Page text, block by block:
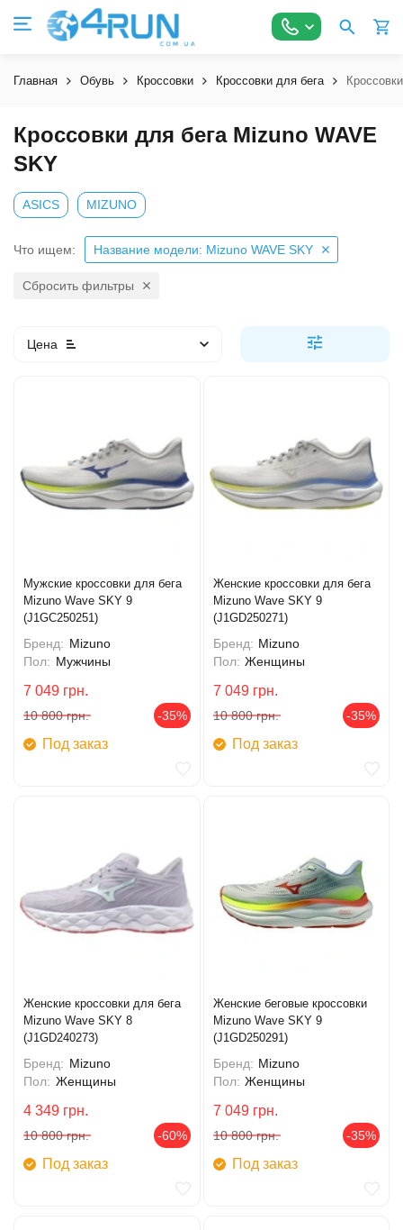
Главная Обувь Кроссовки Кроссовки для бега
Кроссовки для бега Mizuno WAVE
SKY
ASICS MIZUNO
Что ищем: Название модели: Mizuno WAVE SKY
Сбросить фильтры
Цена
Мужские кроссовки для бега
Mizuno Wave SKY 9
(J1GC250251)
Бренд: Mizuno
Пол: Мужчины
7 049 грн.
10 800 грн. -35%
Под заказ
Женские кроссовки для бега
Mizuno Wave SKY 9
(J1GD250271)
Бренд: Mizuno
Пол: Женщины
7 049 грн.
10 800 грн. -35%
Под заказ
Женские кроссовки для бега
Mizuno Wave SKY 8
(J1GD240273)
Бренд: Mizuno
Пол: Женщины
4 349 грн.
10 800 грн. -60%
Под заказ
Женские беговые кроссовки
Mizuno Wave SKY 9
(J1GD250291)
Бренд: Mizuno
Пол: Женщины
7 049 грн.
10 800 грн. -35%
Под заказ